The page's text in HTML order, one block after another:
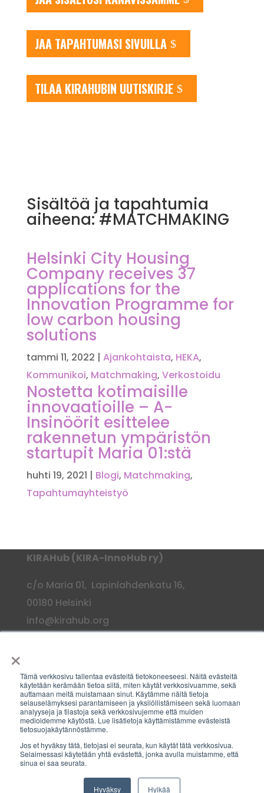
×
Tämä verkkosivu tallentaa evästeitä tietokoneeseesi. Näitä evästeitä
käytetään kerämään tietoa siitä, miten käytät verkkosivuamme, sekä
auttamaan meitä muistamaan sinut. Käytämme näitä tietoja
selauselämyksesi parantamiseen ja yksilöllistämiseen sekä luomaan
analyyseja ja tilastoja sekä verkkosivujemme että muiden
medioidemme käytöstä. Lue lisätietoja käyttämistämme evästeistä
tietosuojakäytännöstämme.
Jos et hyväksy tätä, tietojasi ei seurata, kun käytät tätä verkkosivua.
Selaimessasi käytetään yhtä evästettä, jonka avulla muistamme, että
sinua ei saa seurata.
Hyväksy Hylkää
JAA TAPAHTUMASI SIVUILLA
TILAA KIRAHUBIN UUTISKIRJE
Sisältöä ja tapahtumia
aiheena: #MATCHMAKING
Helsinki City Housing
Company receives 37
applications for the
Innovation Programme for
low carbon housing
solutions
tammi 11, 2022 | Ajankohtaista, HEKA,
Kommunikoi, Matchmaking, Verkostoidu
Nostetta kotimaisille
innovaatioille – A-
Insinöörit esittelee
rakennetun ympäristön
startupit Maria 01:stä
huhti 19, 2021 | Blogi, Matchmaking,
Tapahtumayhteistyö
KIRAHub (KIRA-InnoHub ry)
c/o Maria 01, Lapinlahdenkatu 16,
00180 Helsinki
info@kirahub.org
Tilaa uutiskirje
©KIRAHub
Share This
Facebook